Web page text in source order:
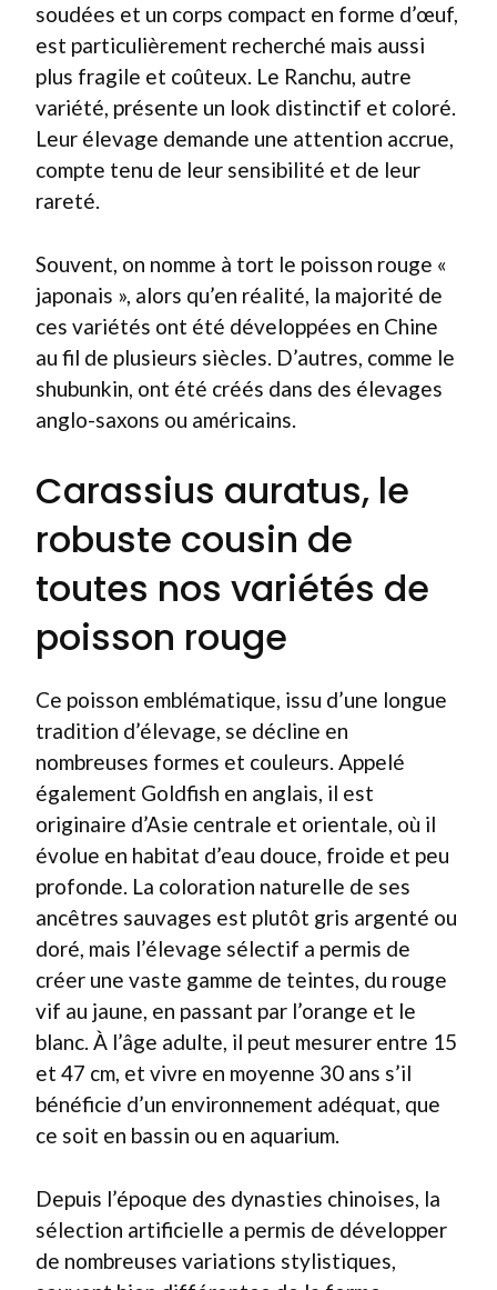
soudées et un corps compact en forme d’œuf,
est particulièrement recherché mais aussi
plus fragile et coûteux. Le Ranchu, autre
variété, présente un look distinctif et coloré.
Leur élevage demande une attention accrue,
compte tenu de leur sensibilité et de leur
rareté.
Souvent, on nomme à tort le poisson rouge «
japonais », alors qu’en réalité, la majorité de
ces variétés ont été développées en Chine
au fil de plusieurs siècles. D’autres, comme le
shubunkin, ont été créés dans des élevages
anglo-saxons ou américains.
Carassius auratus, le
robuste cousin de
toutes nos variétés de
poisson rouge
Ce poisson emblématique, issu d’une longue
tradition d’élevage, se décline en
nombreuses formes et couleurs. Appelé
également Goldfish en anglais, il est
originaire d’Asie centrale et orientale, où il
évolue en habitat d’eau douce, froide et peu
profonde. La coloration naturelle de ses
ancêtres sauvages est plutôt gris argenté ou
doré, mais l’élevage sélectif a permis de
créer une vaste gamme de teintes, du rouge
vif au jaune, en passant par l’orange et le
blanc. À l’âge adulte, il peut mesurer entre 15
et 47 cm, et vivre en moyenne 30 ans s’il
bénéficie d’un environnement adéquat, que
ce soit en bassin ou en aquarium.
Depuis l’époque des dynasties chinoises, la
sélection artificielle a permis de développer
de nombreuses variations stylistiques,